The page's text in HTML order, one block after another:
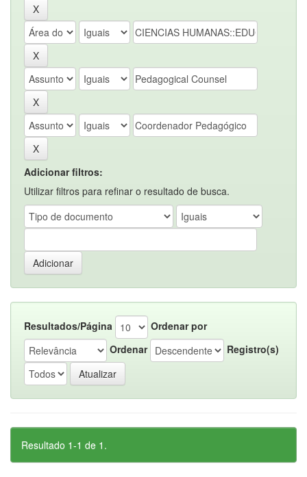
Adicionar filtros:
Utilizar filtros para refinar o resultado de busca.
Resultados/Página
Ordenar por
Ordenar
Registro(s)
Resultado 1-1 de 1.